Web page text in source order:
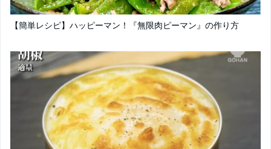
【簡単レシピ】ハッピーマン！『無限肉ピーマン』の作り方